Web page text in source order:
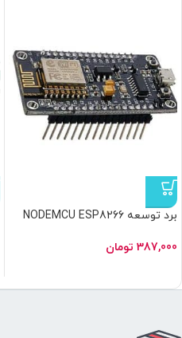
برد توسعه NODEMCU ESP8266
387,000 تومان